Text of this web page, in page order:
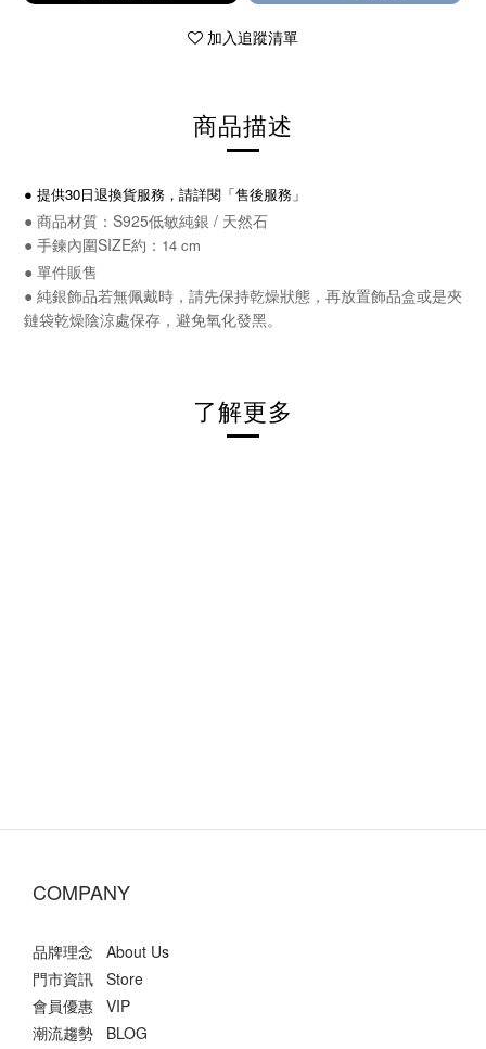
加入追蹤清單
商品描述
● 提供30日退換貨服務，請詳閱「售後服務」
● 商品材質：S925低敏純銀 / 天然石
● 手鍊內圍SIZE約： 14 cm
● 單件販售
● 純銀飾品若無佩戴時，請先保持乾燥狀態，再放置飾品盒或是夾
鏈袋乾燥陰涼處保存，避免氧化發黑。
了解更多
COMPANY
品牌理念 About Us
門市資訊 Store
會員優惠 VIP
潮流趨勢 BLOG